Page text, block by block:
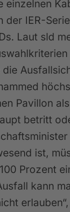
einzelnen
der IER-
Laut sld
Pavillon
betritt
ist,
Prozent
kann